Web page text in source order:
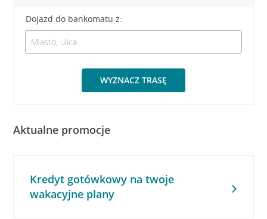
Dojazd do bankomatu z:
WYZNACZ TRASĘ
Aktualne promocje
Kredyt gotówkowy na twoje
wakacyjne plany